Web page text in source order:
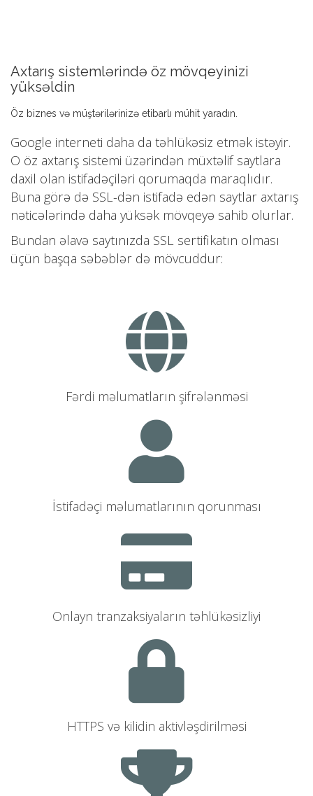
Axtarış sistemlərində öz mövqeyinizi
yüksəldin
Öz biznes və müştərilərinizə etibarlı mühit yaradın.
Google interneti daha da təhlükəsiz etmək istəyir.
O öz axtarış sistemi üzərindən müxtəlif saytlara
daxil olan istifadəçiləri qorumaqda maraqlıdır.
Buna görə də SSL-dən istifadə edən saytlar axtarış
nəticələrində daha yüksək mövqeyə sahib olurlar.
Bundan əlavə saytınızda SSL sertifikatın olması
üçün başqa səbəblər də mövcuddur:
Fərdi məlumatların şifrələnməsi
İstifadəçi məlumatlarının qorunması
Onlayn tranzaksiyaların təhlükəsizliyi
HTTPS və kilidin aktivləşdirilməsi